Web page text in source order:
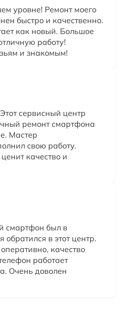
уровне! Ремонт моего
быстро и качественно.
как новый. Большое
работу!
и знакомым!
сервисный центр
ремонт смартфона
Мастер
свою работу.
качество и
смартфон был в
обратился в этот центр.
качество
работает
Очень доволен